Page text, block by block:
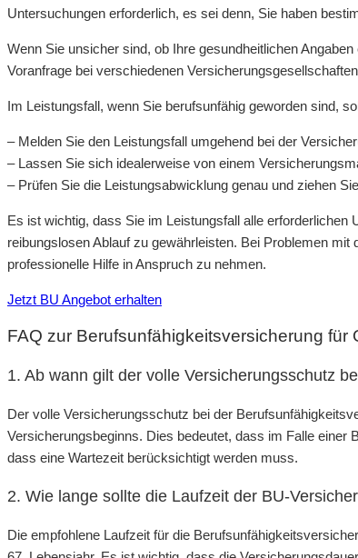
Untersuchungen erforderlich, es sei denn, Sie haben
Wenn Sie unsicher sind, ob Ihre gesundheitlichen
Voranfrage bei verschiedenen
Im Leistungsfall, wenn Sie berufsunfähig geworden sind,
– Melden Sie den Leistungsfall umgehend bei der
– Lassen Sie sich idealerweise von einem
– Prüfen Sie die Leistungsabwicklung genau und ziehen
Es ist wichtig, dass Sie im Leistungsfall alle
reibungslosen Ablauf zu gewährleisten. Bei Problemen
professionelle Hilfe in Anspruch zu nehmen.
Jetzt BU Angebot erhalten
FAQ zur Berufsunfähigkeitsversicherung für
1. Ab wann gilt der volle Versicherungsschutz
Der volle Versicherungsschutz bei der
Versicherungsbeginns. Dies bedeutet, dass im Falle einer
dass eine Wartezeit berücksichtigt werden muss.
2. Wie lange sollte die Laufzeit der BU-
Die empfohlene Laufzeit für die